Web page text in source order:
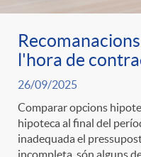
l'hora de
26/09/2025
Comparar opcions
hipoteca al final del
inadequada el
incompleta, són alguns